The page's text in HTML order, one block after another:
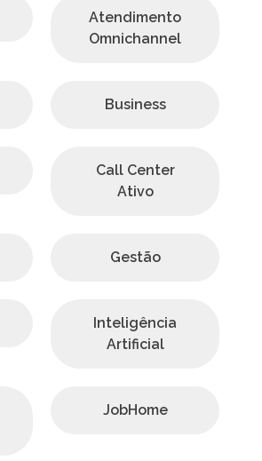
Atendimento
Omnichannel
Business
Call Center
Ativo
Gestão
Inteligência
Artificial
JobHome